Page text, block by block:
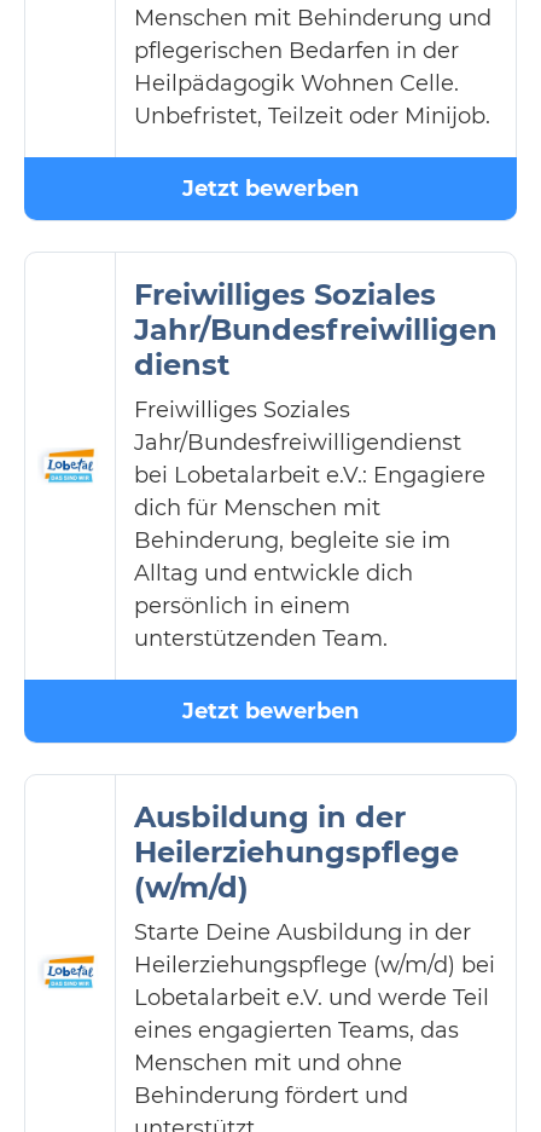
Menschen mit Behinderung und
pflegerischen Bedarfen in der
Heilpädagogik Wohnen Celle.
Unbefristet, Teilzeit oder Minijob.
Jetzt bewerben
Freiwilliges Soziales
Jahr/Bundesfreiwilligen
dienst
Freiwilliges Soziales
Jahr/Bundesfreiwilligendienst
bei Lobetalarbeit e.V.: Engagiere
dich für Menschen mit
Behinderung, begleite sie im
Alltag und entwickle dich
persönlich in einem
unterstützenden Team.
Jetzt bewerben
Ausbildung in der
Heilerziehungspflege
(w/m/d)
Starte Deine Ausbildung in der
Heilerziehungspflege (w/m/d) bei
Lobetalarbeit e.V. und werde Teil
eines engagierten Teams, das
Menschen mit und ohne
Behinderung fördert und